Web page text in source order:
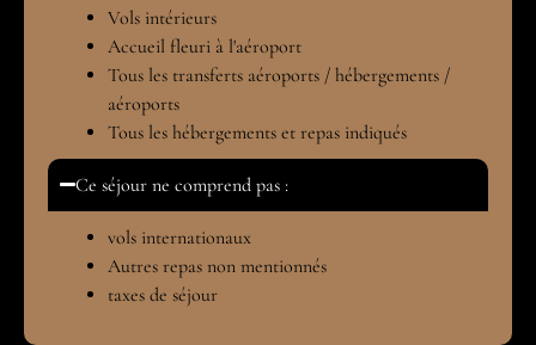
Vols intérieurs
Accueil fleuri à l'aéroport
Tous les transferts aéroports / hébergements /
aéroports
Tous les hébergements et repas indiqués
Ce séjour ne comprend pas :
vols internationaux
Autres repas non mentionnés
taxes de séjour